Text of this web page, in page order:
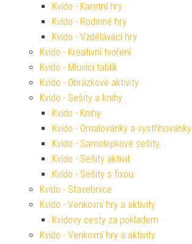
Kvído - Karetní hry
Kvído - Rodinné hry
Kvído - Vzdělávací hry
Kvído - Kreativní tvoření
Kvído - Mluvící tablík
Kvído - Obrázkové aktivity
Kvído - Sešity a knihy
Kvído - Knihy
Kvído - Omalovánky a vystřihovánky
Kvído - Samolepkové sešity
Kvído - Sešity aktivit
Kvído - Sešity s fixou
Kvído - Stavebnice
Kvído - Venkovní hry a aktivity
Kvídovy cesty za pokladem
Kvído - Venkovní hry a aktivity